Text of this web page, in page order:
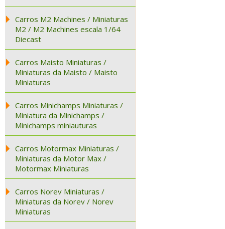
Carros M2 Machines / Miniaturas
M2 / M2 Machines escala 1/64
Diecast
Carros Maisto Miniaturas /
Miniaturas da Maisto / Maisto
Miniaturas
Carros Minichamps Miniaturas /
Miniatura da Minichamps /
Minichamps miniauturas
Carros Motormax Miniaturas /
Miniaturas da Motor Max /
Motormax Miniaturas
Carros Norev Miniaturas /
Miniaturas da Norev / Norev
Miniaturas